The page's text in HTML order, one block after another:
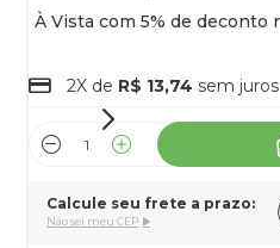
2X de R$ 13,74 sem juros
Calcule seu frete a prazo:
Não sei meu CEP